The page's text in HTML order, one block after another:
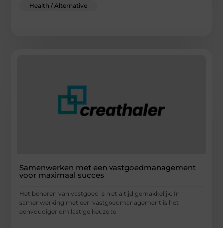
Health / Alternative
Samenwerken met een vastgoedmanagement
voor maximaal succes
Het beheren van vastgoed is niet altijd gemakkelijk. In
samenwerking met een vastgoedmanagement is het
eenvoudiger om lastige keuze te